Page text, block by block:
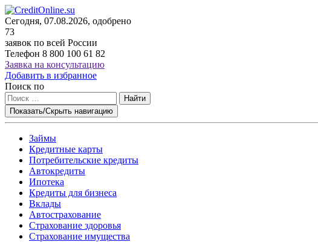
Сегодня, 07.08.2026, одобрено
73
заявок по всей России
Телефон 8 800 100 61 82
Заявка на консультацию
Добавить в избранное
Поиск по
Найти
Показать/Скрыть навигацию
Займы
Кредитные карты
Потребительские кредиты
Автокредиты
Ипотека
Кредиты для бизнеса
Вклады
Автострахование
Страхование здоровья
Страхование имущества